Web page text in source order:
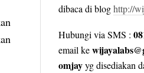
dibaca di bloghttp://
Hubungi via SMS :
email ke
omjayyg disediakan